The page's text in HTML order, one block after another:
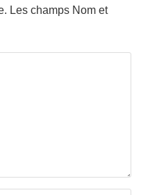
Les champs Nom et